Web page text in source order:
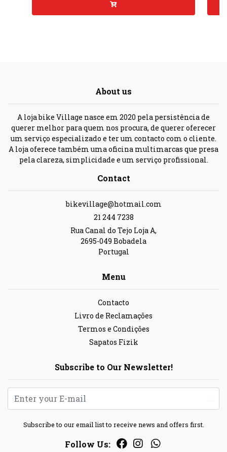
About us
A loja bike Village nasce em 2020 pela persistência de
querer melhor para quem nos procura, de querer oferecer
um serviço especializado e ter um contacto com o cliente.
A loja oferece também uma oficina multimarcas que presa
pela clareza, simplicidade e um serviço profissional.
Contact
bikevillage@hotmail.com
21 244 7238
Rua Canal do Tejo Loja A,
2695-049 Bobadela
Portugal
Menu
Contacto
Livro de Reclamações
Termos e Condições
Sapatos Fizik
Subscribe to Our Newsletter!
Subscribe to our email list to receive news and offers first.
Follow Us: